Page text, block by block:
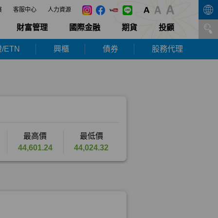
客服中心 人力資源
財富管理 國際金融 期貨 投顧
ETN 興櫃 債券 股務代理